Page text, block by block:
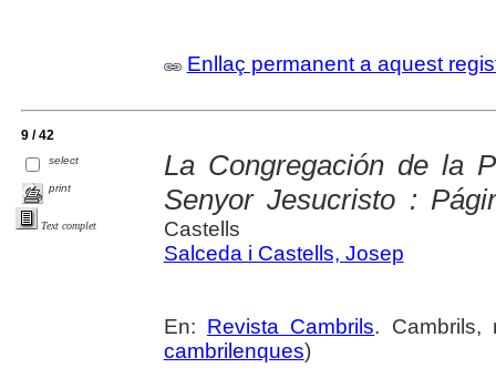
Enllaç permanent a aquest
9 / 42
select
print
Text complet
La Congregación de la
Senyor Jesucristo :
Castells
Salceda i Castells, Josep
En: Revista Cambrils. Cambrils,
cambrilenques)